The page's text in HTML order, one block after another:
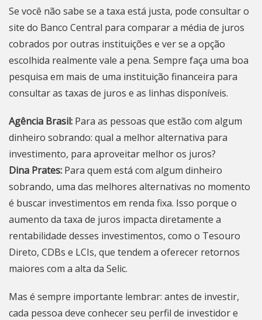
Se você não sabe se a taxa está justa, pode consultar o
site do Banco Central para comparar a média de juros
cobrados por outras instituições e ver se a opção
escolhida realmente vale a pena. Sempre faça uma boa
pesquisa em mais de uma instituição financeira para
consultar as taxas de juros e as linhas disponíveis.
Agência Brasil: Para as pessoas que estão com algum
dinheiro sobrando: qual a melhor alternativa para
investimento, para aproveitar melhor os juros?
Dina Prates: Para quem está com algum dinheiro
sobrando, uma das melhores alternativas no momento
é buscar investimentos em renda fixa. Isso porque o
aumento da taxa de juros impacta diretamente a
rentabilidade desses investimentos, como o Tesouro
Direto, CDBs e LCIs, que tendem a oferecer retornos
maiores com a alta da Selic.
Mas é sempre importante lembrar: antes de investir,
cada pessoa deve conhecer seu perfil de investidor e